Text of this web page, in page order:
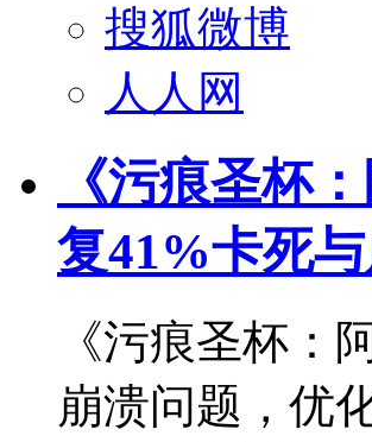
搜狐微博
人人网
《污痕圣杯
复41%卡死
《污痕圣杯：
崩溃问题，优